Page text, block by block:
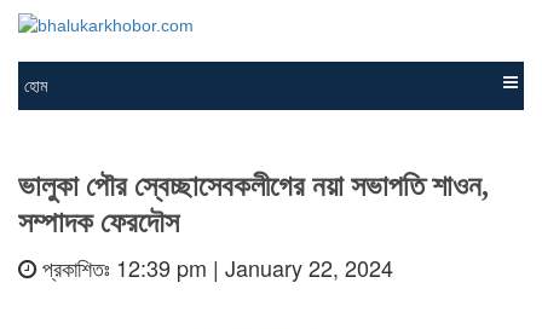
হোম
ভালুকা পৌর স্বেচ্ছাসেবকলীগের নয়া সভাপতি শাওন,
সম্পাদক ফেরদৌস
প্রকাশিতঃ 12:39 pm | January 22, 2024